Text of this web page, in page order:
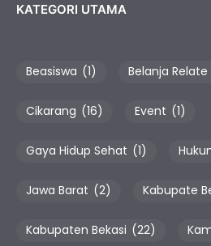
KATEGORI UTAMA
Beasiswa (1) Belanja Relate
Cikarang (16) Event (1)
Gaya Hidup Sehat (1)
Jawa Barat (2) Kabupate
Kabupaten Bekasi (22)